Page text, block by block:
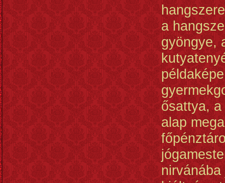
a
gyöngye,
ősattya,
alap